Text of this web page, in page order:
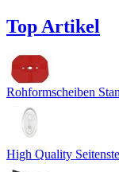
Top Artikel
Rohformscheiben
High Quality